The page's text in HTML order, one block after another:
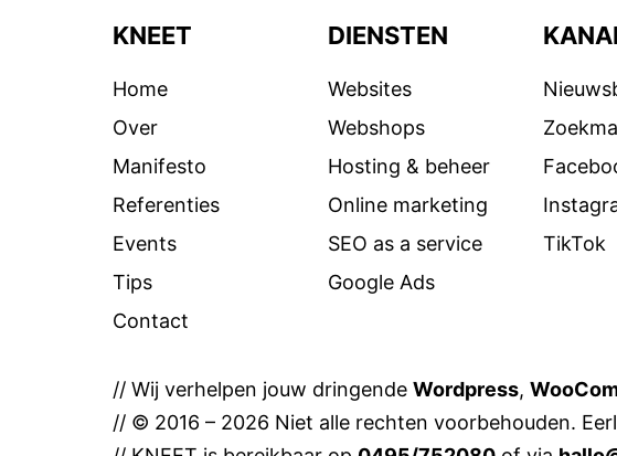
KNEET
Home
Over
Manifesto
Referenties
Events
Tips
Contact
DIENSTEN
Websites
Webshops
Hosting & beheer
Online marketing
SEO as a service
Google Ads
TikTok
// Wij verhelpen jouw dringende Wordpress,
// © 2016 – 2026 Niet alle rechten voorbehouden.